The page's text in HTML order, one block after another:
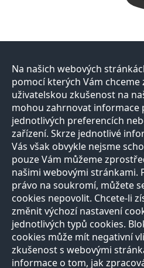
Na našich webových
pomocí kterých Vám chceme
uživatelskou zkušenost na
mohou zahrnovat informace
jednotlivých preferencích
zařízení. Skrze jednotlivé
Vás však obvykle nejsme
pouze Vám můžeme
našimi webovými stránkami.
právo na soukromí, můžete
cookies nepovolit. Chcete-li
změnit výchozí nastavení
jednotlivých typů cookies.
cookies může mít negativní
zkušenost s webovými
informace o tom, jak